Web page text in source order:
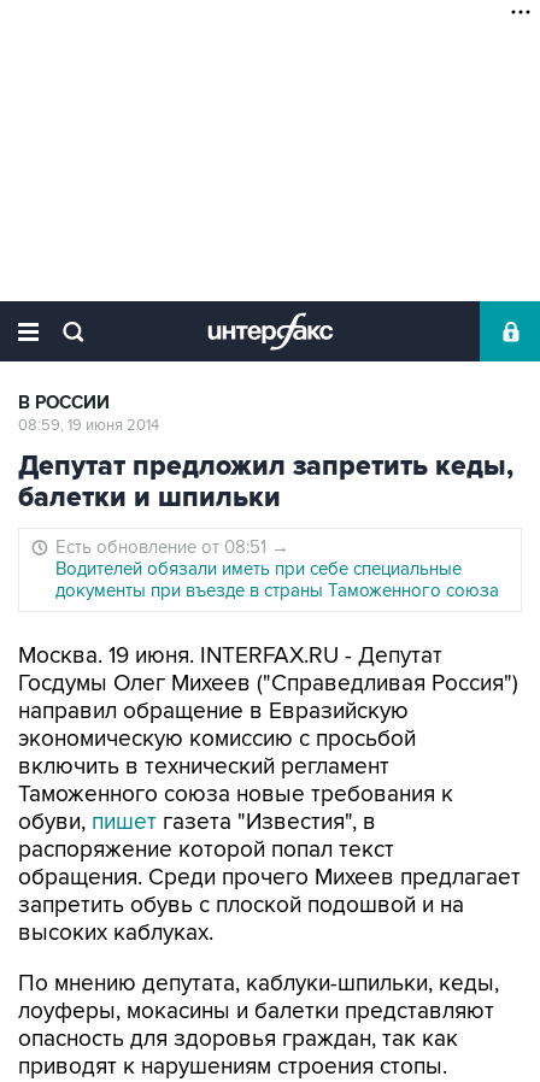
В РОССИИ
08:59, 19 июня 2014
Депутат предложил запретить кеды,
балетки и шпильки
Есть обновление от 08:51 →
Водителей обязали иметь при себе специальные
документы при въезде в страны Таможенного союза
Москва. 19 июня. INTERFAX.RU - Депутат
Госдумы Олег Михеев ("Справедливая Россия")
направил обращение в Евразийскую
экономическую комиссию с просьбой
включить в технический регламент
Таможенного союза новые требования к
обуви, пишет газета "Известия", в
распоряжение которой попал текст
обращения. Среди прочего Михеев предлагает
запретить обувь с плоской подошвой и на
высоких каблуках.
По мнению депутата, каблуки-шпильки, кеды,
лоуферы, мокасины и балетки представляют
опасность для здоровья граждан, так как
приводят к нарушениям строения стопы.